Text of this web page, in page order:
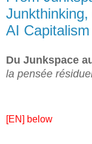
AI Capitalism
Du Junkspace
la pensée
[EN] below